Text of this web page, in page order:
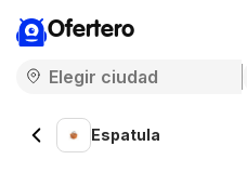
Ofertero
Espatula